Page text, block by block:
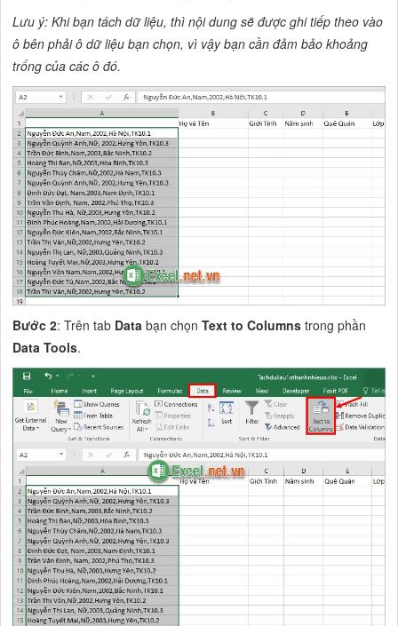
Lưu ý: Khi bạn tách dữ liệu, thì nội dung sẽ được ghi tiếp theo vào
ô bên phải ô dữ liệu bạn chọn, vì vậy bạn cần đảm bảo khoảng
trống của các ô đó.
Bước 2: Trên tab Data bạn chọnText to Columns trong phần
Data Tools.